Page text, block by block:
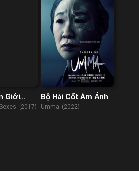
Giới
(2017)
Bộ Hài Cốt Ám Ảnh
Umma (2022)